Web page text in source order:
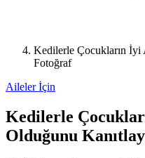
Kedilerle Çocukların İyi
Fotoğraf
Aileler İçin
Kedilerle
Olduğunu